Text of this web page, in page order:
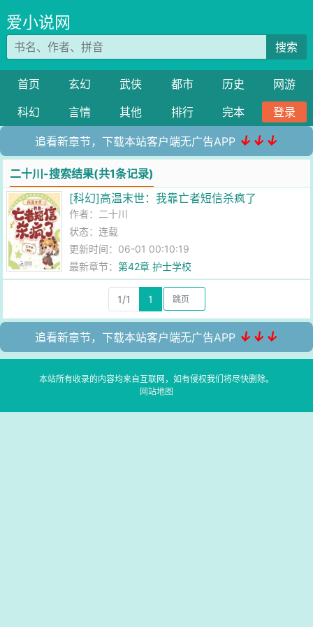
爱小说网
搜索
首页 玄幻 武侠 都市 历史
网游
科幻
言情 其他 排行 完本 登录
追看新章节，下载本站客户端无广告APP ↓↓↓
二十川-搜索结果(共1条记录)
[科幻]高温末世：我靠亡者短信杀疯了
作者： 二十川
状态：连载
更新时间：06-01 00:10:19
最新章节：第42章 护士学校
1/1 1
追看新章节，下载本站客户端无广告APP ↓↓↓
本站所有收录的内容均来自互联网，如有侵权我们将尽快删除。
网站地图